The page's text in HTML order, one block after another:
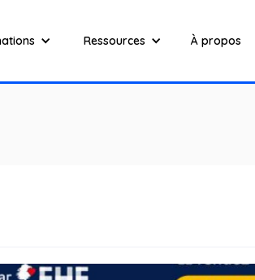
Ressources À propos